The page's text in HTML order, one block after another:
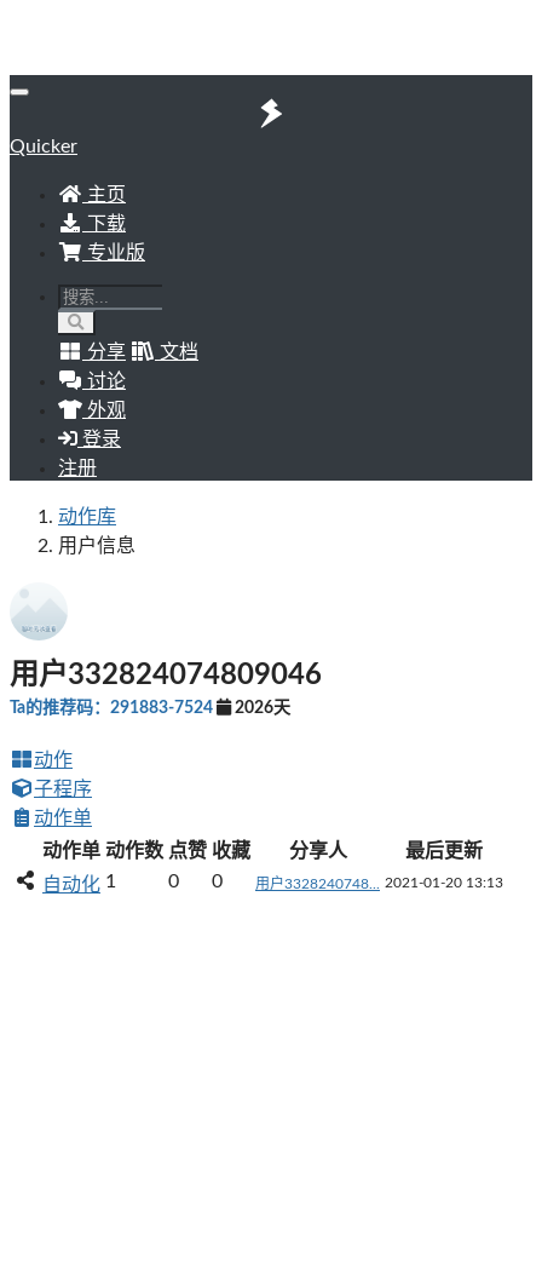
Quicker
主页
下载
专业版
分享
文档
讨论
外观
登录
注册
动作库
用户信息
用户332824074809046
Ta的推荐码：291883-7524 2026天
动作
子程序
动作单
动作单 动作数 点赞 收藏 分享人
最后更新
自动化 1 0 0 用户3328240748... 2021-01-20 13:13